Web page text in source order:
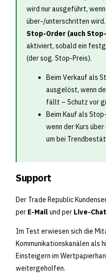
wird nur ausgeführt,
über-/unterschritten wird.
Stop-Order (auch
aktiviert, sobald ein
(der sog. Stop-Preis).
Beim Verkauf als
ausgelöst, wenn
fällt – Schutz vor
Beim Kauf als
wenn der Kurs
um bei
Support
Der Trade Republic
per E-Mailund per Live-Chat
Im Test erwiesen sich die
Kommunikationskanälen als
Einsteigern im
weitergeholfen.